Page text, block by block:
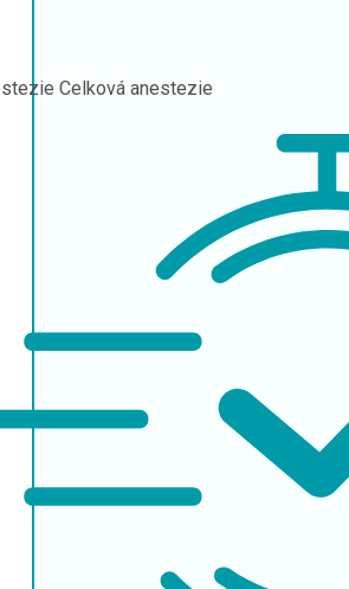
Celková anestezie